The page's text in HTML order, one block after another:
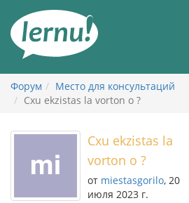
содержанию
Форум
Место для консультаций
Cxu ekzistas la vorton o ?
Cxu ekzistas la
vorton o ?
от miestasgorilo, 20
июля 2023 г.